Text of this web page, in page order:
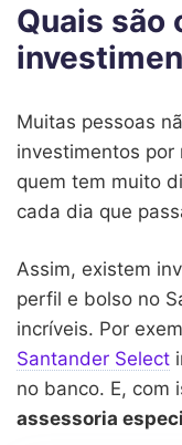
Quais são
Muitas pessoas
investimentos por
quem tem muito
cada dia que
Assim, existem
perfil e bolso no
incríveis. Por
Santander Select
no banco. E, com
assessoria